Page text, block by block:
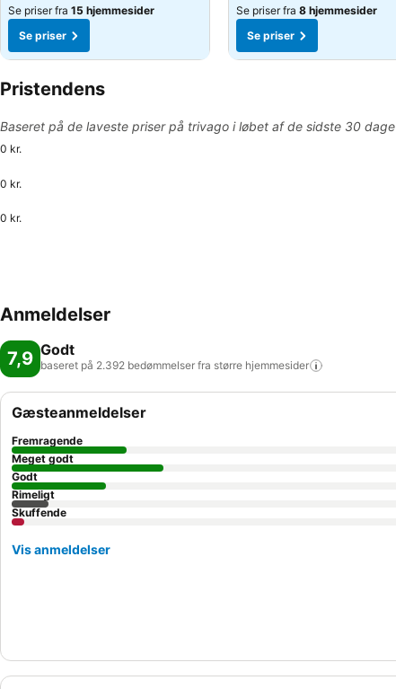
Se priser fra 15 hjemmesider
Se priser
Se priser fra 8 hjemmesider
Se priser
Pristendens
Baseret på de laveste priser på trivago i løbet af de sidste 30 dage
0 kr.
0 kr.
0 kr.
Anmeldelser
7,9 Godt
baseret på 2.392 bedømmelser fra større hjemmesider
Gæsteanmeldelser
Fremragende
Meget godt
Godt
Rimeligt
Skuffende
Vis anmeldelser